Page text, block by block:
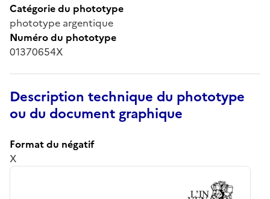
Catégorie du phototype
phototype argentique
Numéro du phototype
01370654X
Description technique du phototype
ou du document graphique
Format du négatif
X